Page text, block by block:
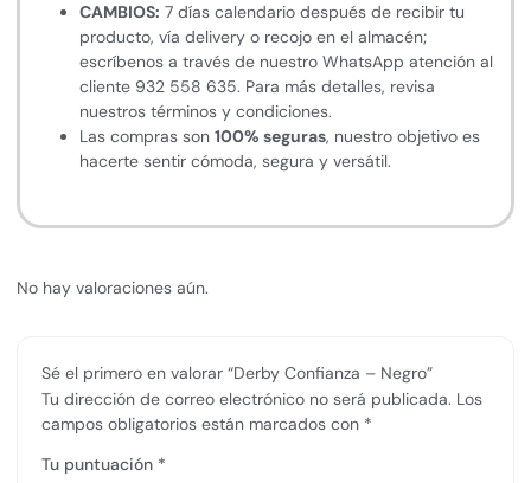
CAMBIOS: 7 días calendario después de recibir tu
producto, vía delivery o recojo en el almacén;
escríbenos a través de nuestro WhatsApp atención al
cliente 932 558 635. Para más detalles, revisa
nuestros términos y condiciones.
Las compras son 100% seguras, nuestro objetivo es
hacerte sentir cómoda, segura y versátil.
No hay valoraciones aún.
Sé el primero en valorar “Derby Confianza – Negro”
Tu dirección de correo electrónico no será publicada. Los
campos obligatorios están marcados con *
Tu puntuación *